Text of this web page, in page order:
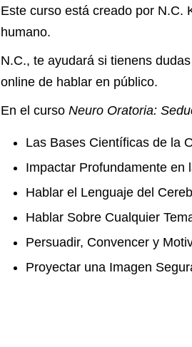
Este curso está creado por N.C.
humano.
N.C., te ayudará si tienens
online de hablar en público.
En el curso Neuro Oratoria:
Las Bases Científicas de la
Impactar Profundamente en
Hablar el Lenguaje del
Hablar Sobre Cualquier
Persuadir, Convencer y
Proyectar una Imagen